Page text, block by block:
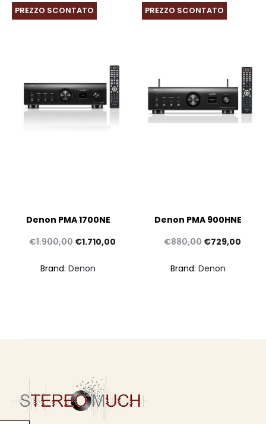
PREZZO SCONTATO
Denon PMA 1700NE
€1.900,00 Il
€1.710,00
Brand: Denon
PREZZO SCONTATO
Denon PMA 900HNE
€880,00 Il
€729,00
Brand: Denon